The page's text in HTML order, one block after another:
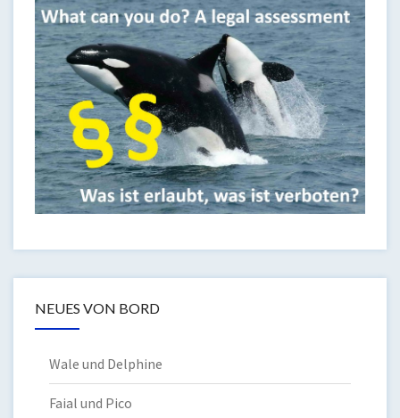
NEUES VON BORD
Wale und Delphine
Faial und Pico